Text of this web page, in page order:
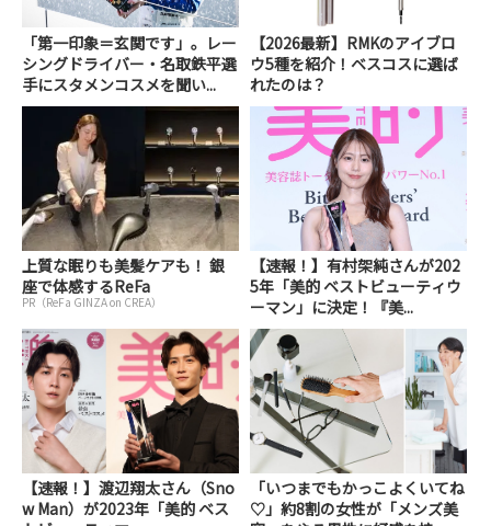
「第一印象＝玄関です」。レー
シングドライバー・名取鉄平選
手にスタメンコスメを聞い...
【2026最新】RMKのアイブロ
ウ5種を紹介！ベスコスに選ば
れたのは？
上質な眠りも美髪ケアも！ 銀
座で体感するReFa
PR（ReFa GINZA on CREA）
【速報！】有村架純さんが202
5年「美的 ベストビューティウ
ーマン」に決定！『美...
【速報！】渡辺翔太さん（Sno
w Man）が2023年「美的 ベス
「いつまでもかっこよくいてね
♡」約8割の女性が「メンズ美